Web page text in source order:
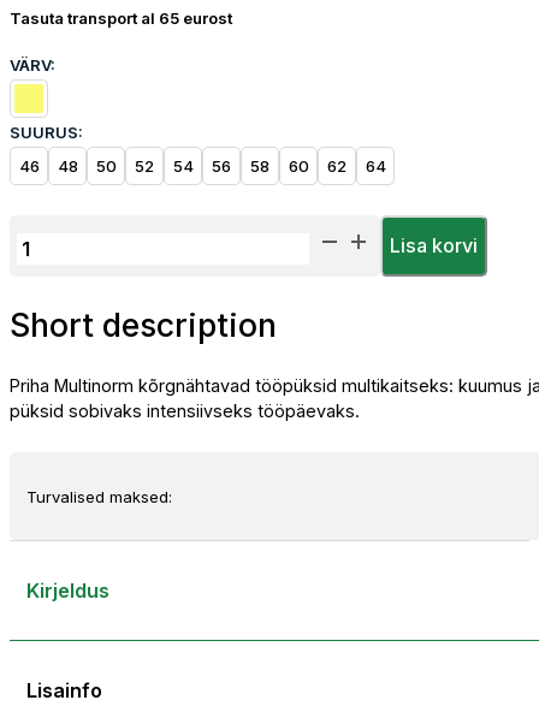
Tasuta transport al 65 eurost
VÄRV:
SUURUS:
46
48 50 52 54 56 58 60 62 64
Priha
Talve
kogus
Lisa korvi
Short description
Priha Multinorm kõrgnähtavad tööpüksid multikaitseks:
püksid sobivaks intensiivseks tööpäevaks.
Turvalised maksed:
Kirjeldus
Lisainfo